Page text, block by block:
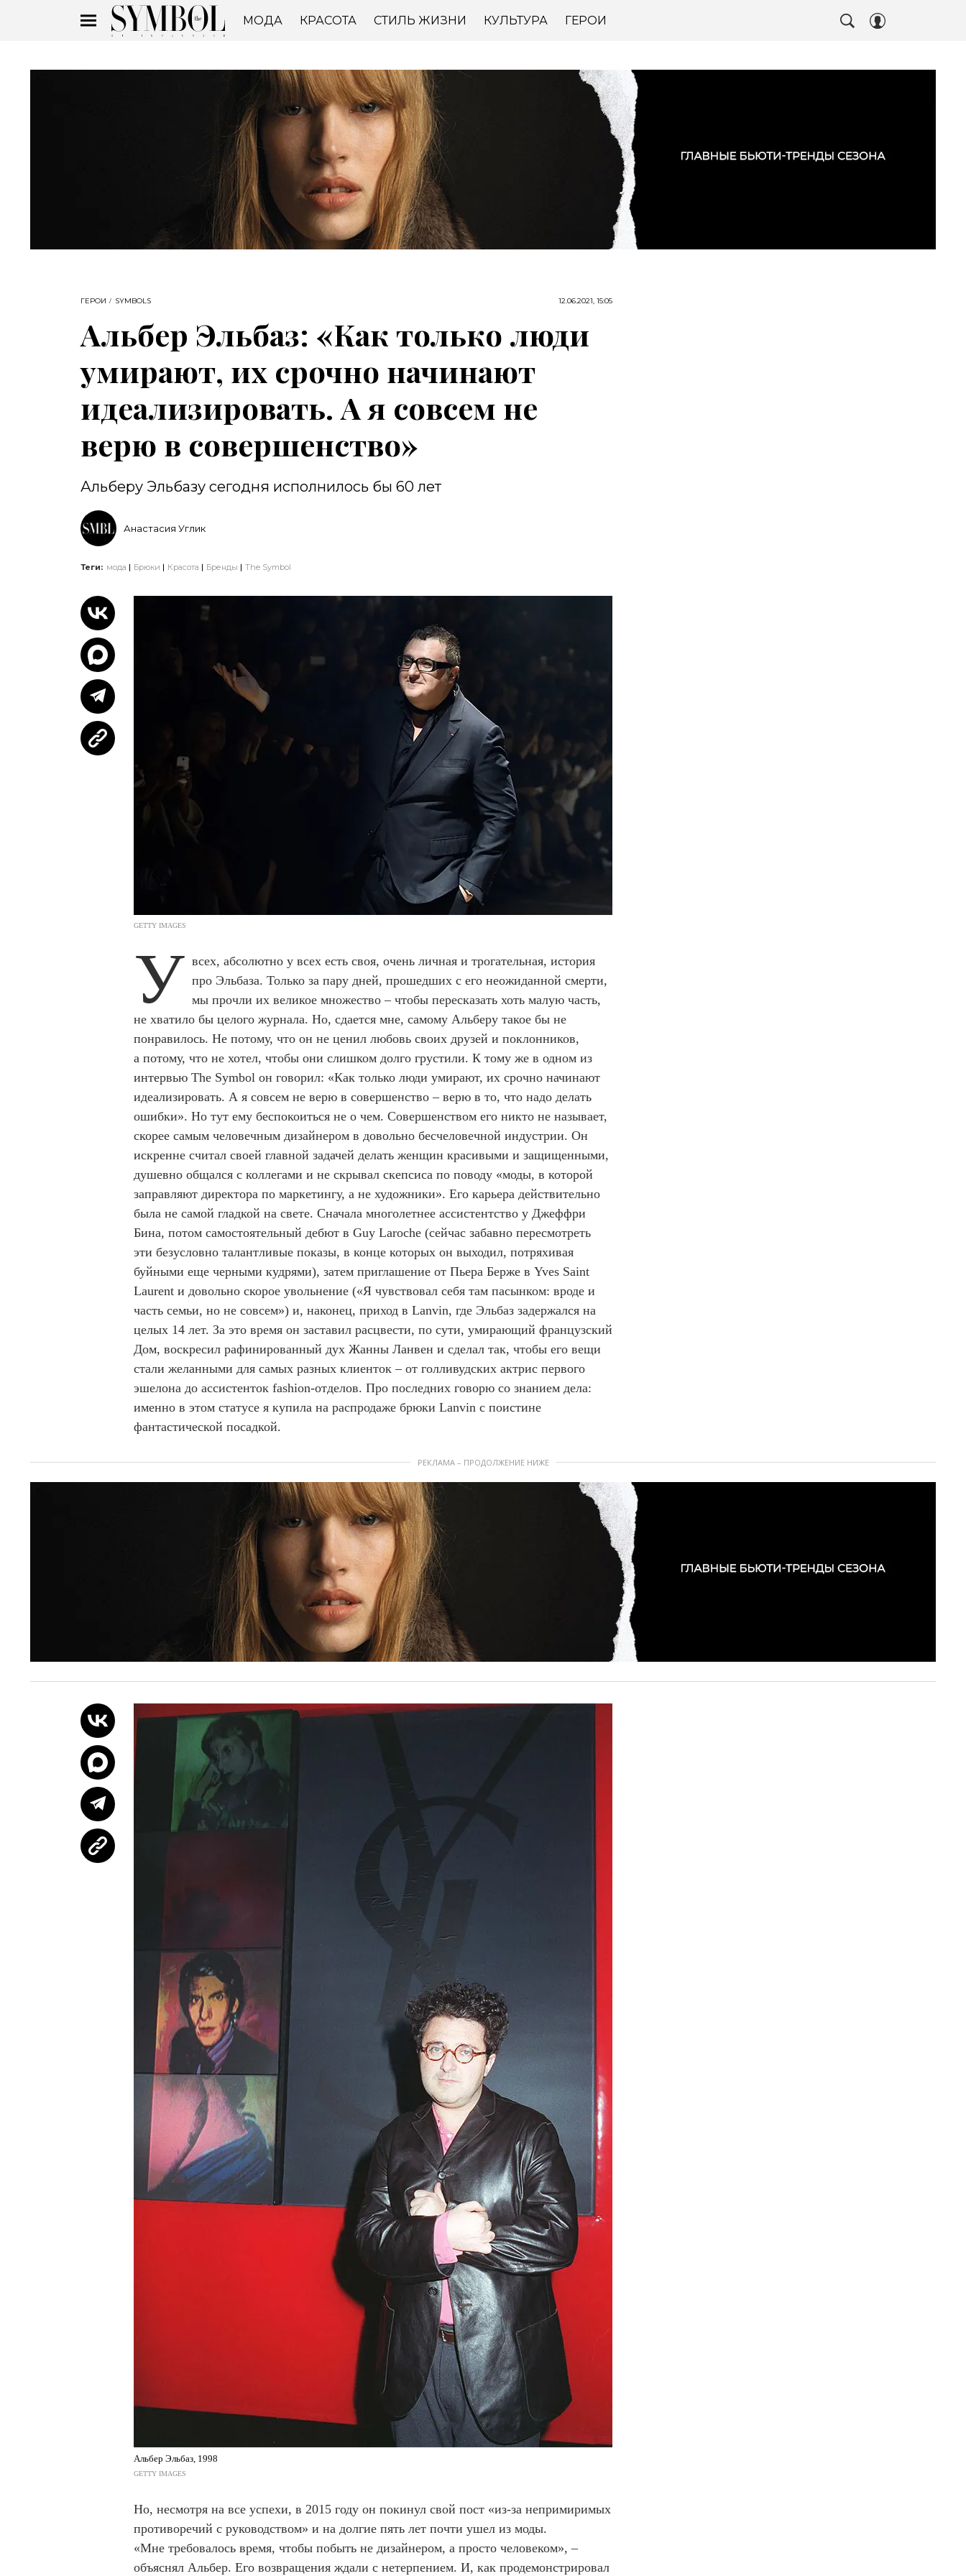
МОДА КРАСОТА СТИЛЬ ЖИЗНИ КУЛЬТУРА ГЕРОИ
ГЕРОИ SYMBOLS 12.06.2021, 15:05
Альбер Эльбаз: «Как только люди
умирают, их срочно начинают
идеализировать. А я совсем не
верю в совершенство»
Альберу Эльбазу сегодня исполнилось бы 60 лет
Анастасия Углик
Теги: мода Брюки Красота Бренды The Symbol
GETTY IMAGES
У всех, абсолютно у всех есть своя, очень личная и трогательная, история
про Эльбаза. Только за пару дней, прошедших с его неожиданной смерти,
мы прочли их великое множество – чтобы пересказать хоть малую часть,
не хватило бы целого журнала. Но, сдается мне, самому Альберу такое бы не
понравилось. Не потому, что он не ценил любовь своих друзей и поклонников,
а потому, что не хотел, чтобы они слишком долго грустили. К тому же в одном из
интервью The Symbol он говорил: «Как только люди умирают, их срочно начинают
идеализировать. А я совсем не верю в совершенство – верю в то, что надо делать
ошибки». Но тут ему беспокоиться не о чем. Совершенством его никто не называет,
скорее самым человечным дизайнером в довольно бесчеловечной индустрии. Он
искренне считал своей главной задачей делать женщин красивыми и защищенными,
душевно общался с коллегами и не скрывал скепсиса по поводу «моды, в которой
заправляют директора по маркетингу, а не художники». Его карьера действительно
была не самой гладкой на свете. Сначала многолетнее ассистентство у Джеффри
Бина, потом самостоятельный дебют в Guy Laroche (сейчас забавно пересмотреть
эти безусловно талантливые показы, в конце которых он выходил, потряхивая
буйными еще черными кудрями), затем приглашение от Пьера Берже в Yves Saint
Laurent и довольно скорое увольнение («Я чувствовал себя там пасынком: вроде и
часть семьи, но не совсем») и, наконец, приход в Lanvin, где Эльбаз задержался на
целых 14 лет. За это время он заставил расцвести, по сути, умирающий французский
Дом, воскресил рафинированный дух Жанны Ланвен и сделал так, чтобы его вещи
стали желанными для самых разных клиенток – от голливудских актрис первого
эшелона до ассистенток fashion-отделов. Про последних говорю со знанием дела:
именно в этом статусе я купила на распродаже брюки Lanvin с поистине
фантастической посадкой.
РЕКЛАМА – ПРОДОЛЖЕНИЕ НИЖЕ
Альбер Эльбаз, 1998
GETTY IMAGES
Но, несмотря на все успехи, в 2015 году он покинул свой пост «из-за непримиримых
противоречий с руководством» и на долгие пять лет почти ушел из моды.
«Мне требовалось время, чтобы побыть не дизайнером, а просто человеком», –
объяснял Альбер. Его возвращения ждали с нетерпением. И, как продемонстрировал